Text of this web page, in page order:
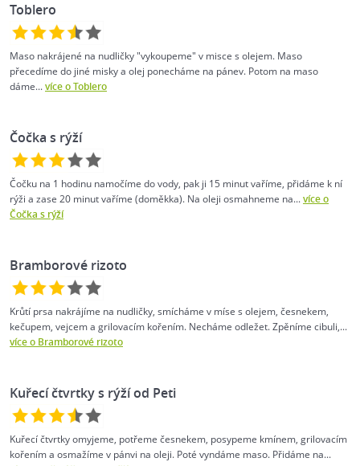
Toblero
Maso nakrájené na nudličky "vykoupeme" v misce s olejem. Maso
přecedíme do jiné misky a olej ponecháme na pánev. Potom na maso
dáme...více o Toblero
Čočka s rýží
Čočku na 1 hodinu namočíme do vody, pak ji 15 minut vaříme, přidáme k ní
rýži a zase 20 minut vaříme (doměkka). Na oleji osmahneme na...více o
Čočka s rýží
Bramborové rizoto
Krůtí prsa nakrájíme na nudličky, smícháme v míse s olejem, česnekem,
kečupem, vejcem a grilovacím kořením. Necháme odležet. Zpěníme cibuli,...
více o Bramborové rizoto
Kuřecí čtvrtky s rýží od Peti
Kuřecí čtvrtky omyjeme, potřeme česnekem, posypeme kmínem, grilovacím
kořením a osmažíme v pánvi na oleji. Poté vyndáme maso. Přidáme na...